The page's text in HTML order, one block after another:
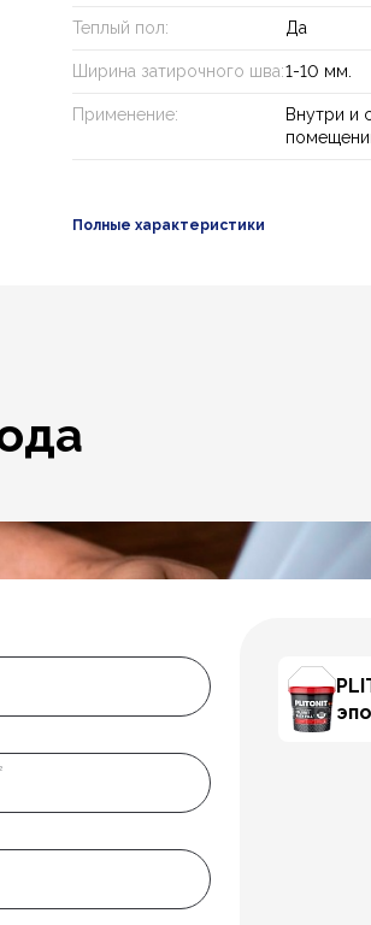
Теплый пол: Да
Ширина затирочного шва:1-10 мм.
Применение:
Внутри и
Полные характеристики